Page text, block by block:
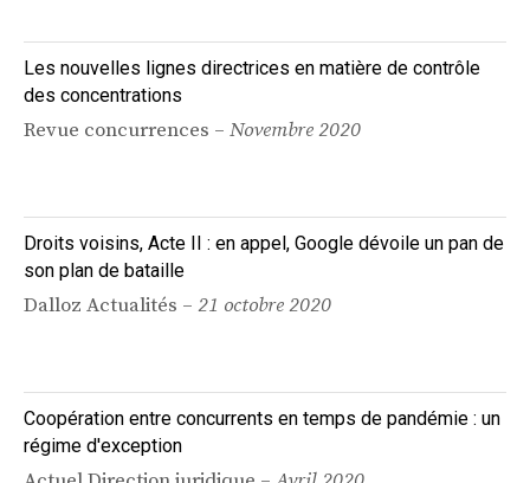
Les nouvelles lignes directrices en matière de contrôle
des concentrations
Revue concurrences – Novembre 2020
Droits voisins, Acte II : en appel, Google dévoile un pan de
son plan de bataille
Dalloz Actualités – 21 octobre 2020
Coopération entre concurrents en temps de pandémie : un
régime d'exception